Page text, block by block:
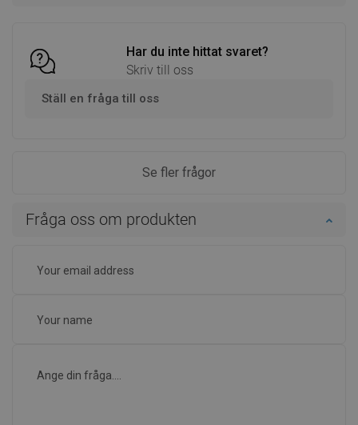
Har du inte hittat svaret?
Skriv till oss
Ställ en fråga till oss
Se fler frågor
Fråga oss om produkten